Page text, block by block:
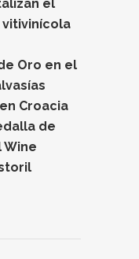
el
Oro en el
Croacia
de
Wine